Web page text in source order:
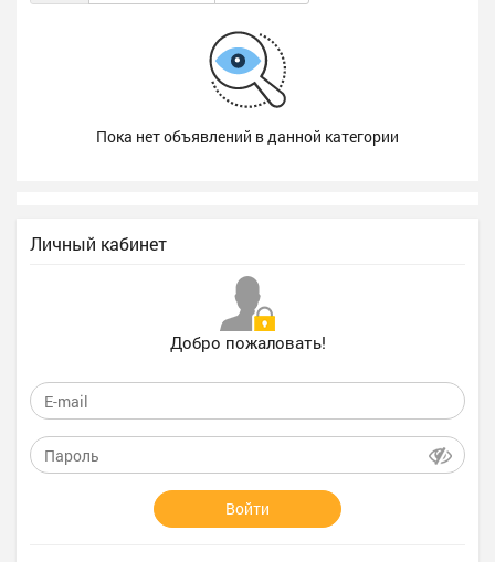
Пока нет объявлений в данной категории
Личный кабинет
Добро пожаловать!
Войти